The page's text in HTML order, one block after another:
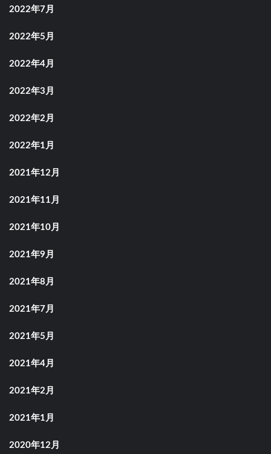
2022年7月
2022年5月
2022年4月
2022年3月
2022年2月
2022年1月
2021年12月
2021年11月
2021年10月
2021年9月
2021年8月
2021年7月
2021年5月
2021年4月
2021年2月
2021年1月
2020年12月